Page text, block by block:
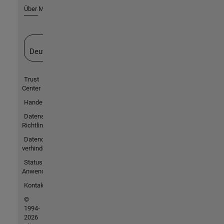
Über MathWorks
Deutschland
Trust
Center
Handelsmarken
Datenschutz-
Richtlinien
Datendiebstahl
verhindern
Status von
Anwendungen
Kontakt
©
1994-
2026